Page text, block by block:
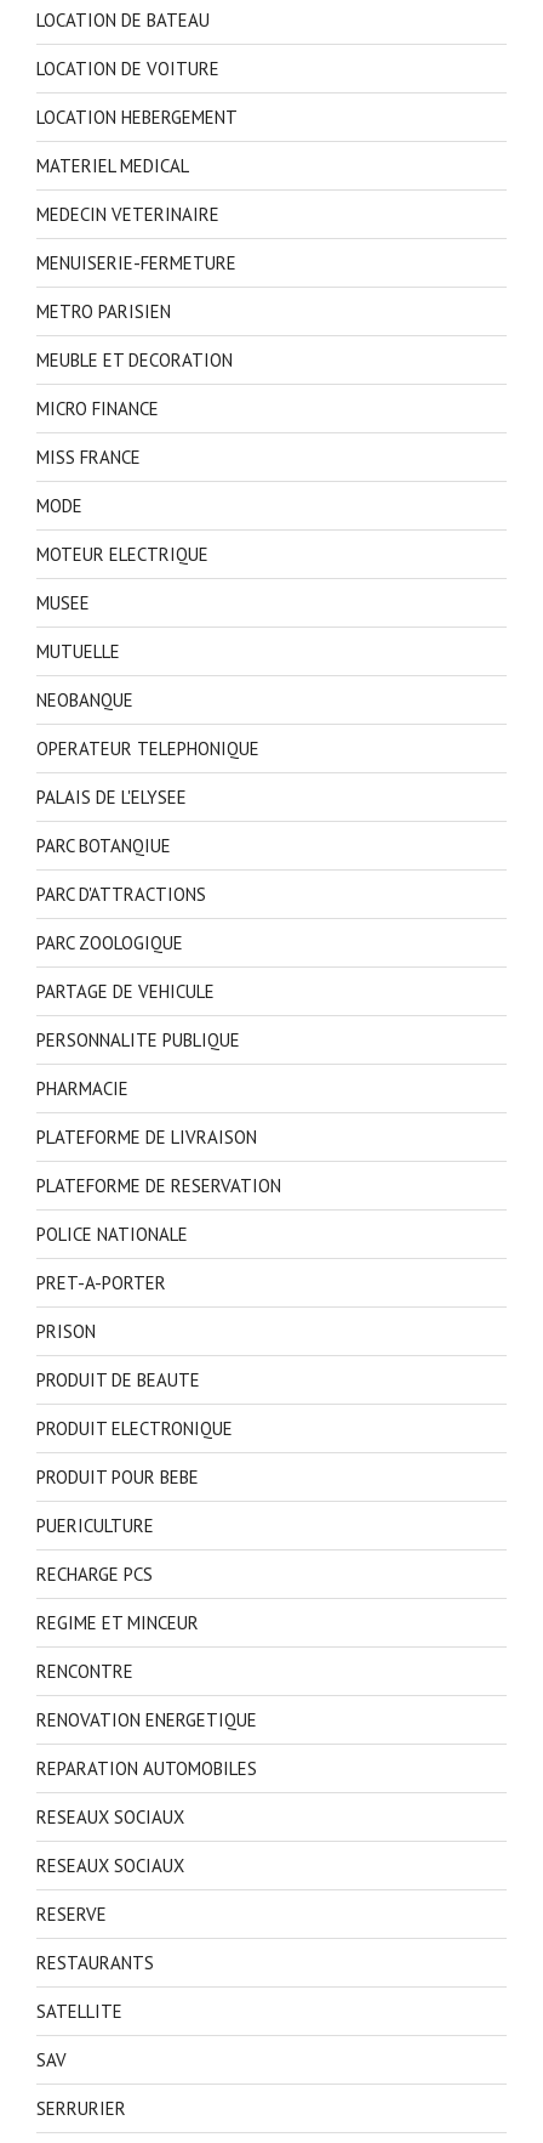
LOCATION DE BATEAU
LOCATION DE VOITURE
LOCATION HEBERGEMENT
MATERIEL MEDICAL
MEDECIN VETERINAIRE
MENUISERIE-FERMETURE
METRO PARISIEN
MEUBLE ET DECORATION
MICRO FINANCE
MISS FRANCE
MODE
MOTEUR ELECTRIQUE
MUSEE
MUTUELLE
NEOBANQUE
OPERATEUR TELEPHONIQUE
PALAIS DE L'ELYSEE
PARC BOTANQIUE
PARC D'ATTRACTIONS
PARC ZOOLOGIQUE
PARTAGE DE VEHICULE
PERSONNALITE PUBLIQUE
PHARMACIE
PLATEFORME DE LIVRAISON
PLATEFORME DE RESERVATION
POLICE NATIONALE
PRET-A-PORTER
PRISON
PRODUIT DE BEAUTE
PRODUIT ELECTRONIQUE
PRODUIT POUR BEBE
PUERICULTURE
RECHARGE PCS
REGIME ET MINCEUR
RENCONTRE
RENOVATION ENERGETIQUE
REPARATION AUTOMOBILES
RESEAUX SOCIAUX
RESEAUX SOCIAUX
RESERVE
RESTAURANTS
SATELLITE
SAV
SERRURIER